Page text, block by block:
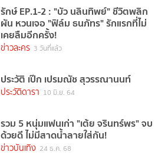
รักษ์ EP.1-2 : "บัว นลินทิพย์" ชีวิตพลิก
ผัน หวนเจอ "ฟิล์ม ธนภัทร" รักแรกที่ไม่
เคยลืมอีกครั้ง!
ข่าวละคร 3 วันที่แล้ว
ประวัติ เป๊ก เปรมณัช สุวรรณานนท์
ประวัติดารา 10 มิ.ย. 64
รวม 5 หนุ่มแฟนเก่า "เต้ย จรินทร์พร" จบ
ด้วยดี ไม่มีสาดน้ำลายใส่กัน!
ข่าวบันเทิง 24 ธ.ค. 68